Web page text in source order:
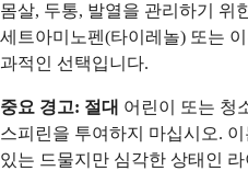
몸살, 두통, 발열을 관리하기 위
세트아미노펜(타이레놀) 또는
과적인 선택입니다.
중요 경고: 절대 어린이 또는 청
스피린을 투여하지 마십시오.
있는 드물지만 심각한 상태인